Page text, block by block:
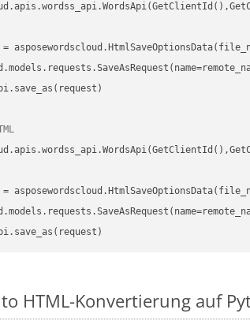
=
=
HTML-Konvertierung auf